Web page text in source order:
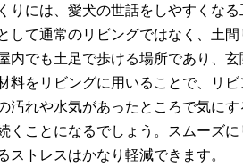
りには、愛犬の世話をしやすくなる
して通常のリビングではなく、土
内でも土足で歩ける場所であり、
料をリビングに用いることで、リ
汚れや水気があったところで気に
くことになるでしょう。スムーズ
ストレスはかなり軽減できます。